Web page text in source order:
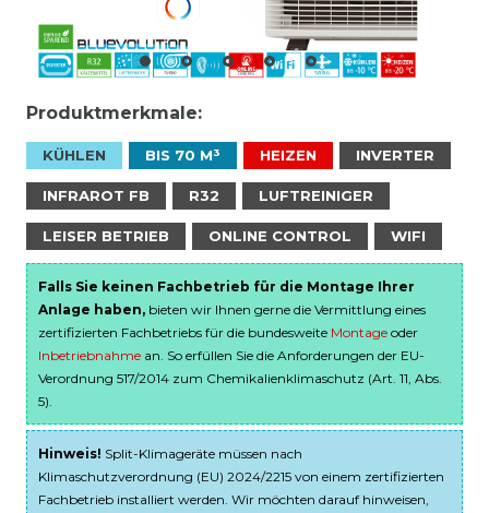
Produktmerkmale:
KÜHLEN BIS 70 M³ HEIZEN INVERTER
INFRAROT FB R32 LUFTREINIGER
LEISER BETRIEB ONLINE CONTROL WIFI
Falls Sie keinen Fachbetrieb für die Montage Ihrer
Anlage haben, bieten wir Ihnen gerne die Vermittlung eines
zertifizierten Fachbetriebs für die bundesweite Montage oder
Inbetriebnahme an. So erfüllen Sie die Anforderungen der EU-
Verordnung 517/2014 zum Chemikalienklimaschutz (Art. 11, Abs.
5).
Hinweis! Split-Klimageräte müssen nach
Klimaschutzverordnung (EU) 2024/2215 von einem zertifizierten
Fachbetrieb installiert werden. Wir möchten darauf hinweisen,